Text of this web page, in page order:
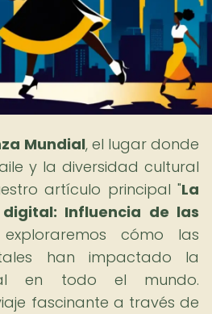
Mundial, el lugar donde
y la diversidad cultural
artículo principal "La
Influencia de las
cómo las
han impactado la
en todo el mundo.
fascinante a través de